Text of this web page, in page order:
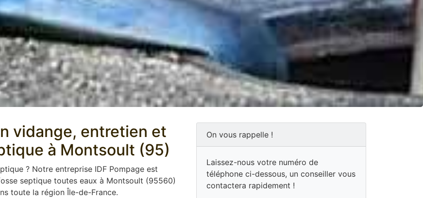
vidange, entretien et
à Montsoult (95)
? Notre entreprise IDF Pompage est
septique toutes eaux à Montsoult (95560)
toute la région Île-de-France.
On vous rappelle !
Laissez-nous votre numéro de
téléphone ci-dessous, un conseiller vous
contactera rapidement !